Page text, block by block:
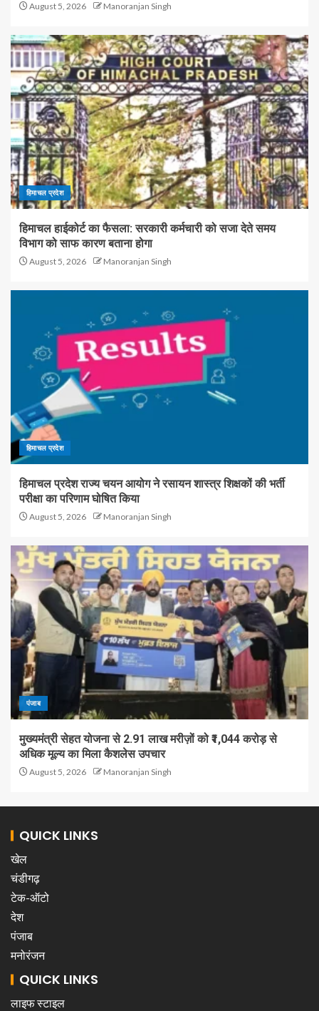
August 5, 2026 Manoranjan Singh
हिमाचल प्रदेश
हिमाचल हाईकोर्ट का फैसला: सरकारी कर्मचारी को सजा देते समय
विभाग को साफ कारण बताना होगा
August 5, 2026 Manoranjan Singh
हिमाचल प्रदेश
हिमाचल प्रदेश राज्य चयन आयोग ने रसायन शास्त्र शिक्षकों की भर्ती
परीक्षा का परिणाम घोषित किया
August 5, 2026 Manoranjan Singh
पंजाब
मुख्यमंत्री सेहत योजना से 2.91 लाख मरीज़ों को ₹1,044 करोड़ से
अधिक मूल्य का मिला कैशलेस उपचार
August 5, 2026 Manoranjan Singh
QUICK LINKS
खेल
चंडीगढ़
टेक-ऑटो
देश
पंजाब
मनोरंजन
QUICK LINKS
लाइफ स्टाइल